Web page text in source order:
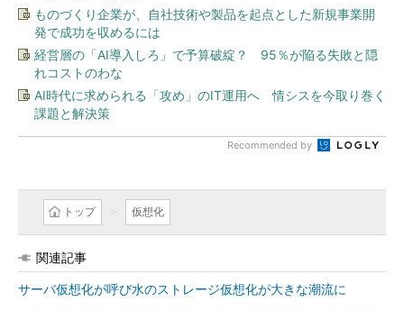
ものづくり企業が、自社技術や製品を起点とした新規事業開
発で成功を収めるには
経営層の「AI導入しろ」で予算破綻？ 95％が陥る失敗と隠
れコストのわな
AI時代に求められる「攻め」のIT運用へ 情シスを今取り巻く
課題と解決策
Recommended by
トップ 仮想化
関連記事
サーバ仮想化が呼び水のストレージ仮想化が大きな潮流に